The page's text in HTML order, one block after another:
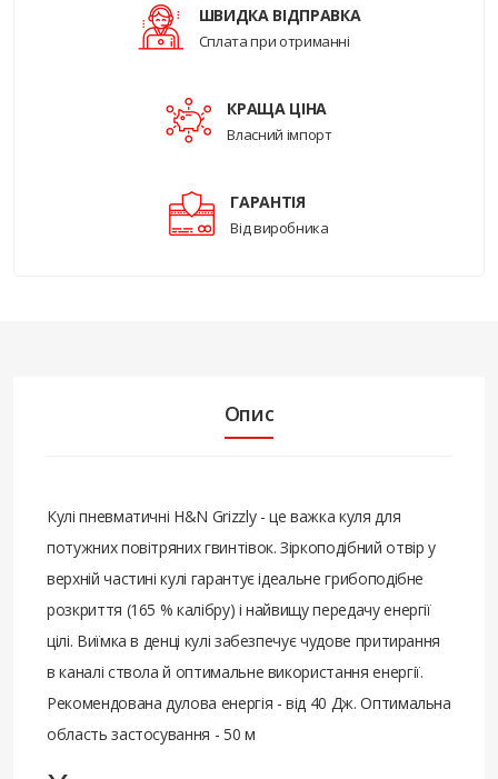
ШВИДКА ВІДПРАВКА
Сплата при отриманні
КРАЩА ЦІНА
Власний імпорт
ГАРАНТІЯ
Від виробника
Опис
Кулі пневматичні H&N Grizzly - це важка куля для
потужних повітряних гвинтівок. Зіркоподібний отвір у
верхній частині кулі гарантує ідеальне грибоподібне
розкриття (165 % калібру) і найвищу передачу енергії
цілі. Виїмка в денці кулі забезпечує чудове притирання
в каналі ствола й оптимальне використання енергії.
Рекомендована дулова енергія - від 40 Дж. Оптимальна
область застосування - 50 м